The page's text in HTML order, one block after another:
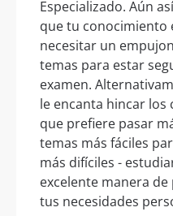
Especializado. Aún
que tu conocimiento
necesitar un
temas para estar
examen.
le encanta hincar los
que prefiere pasar
temas más fáciles
más difíciles -
excelente manera
tus necesidades